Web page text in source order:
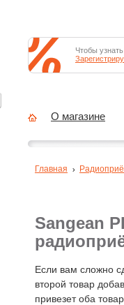
Sangean
Если вам сложно
второй товар
привезет оба
Главная
Чтобы
О магазине